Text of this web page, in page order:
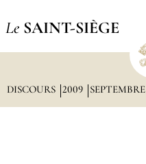
Le SAINT-SIÈGE
DISCOURS 2009 SEPTEMBRE